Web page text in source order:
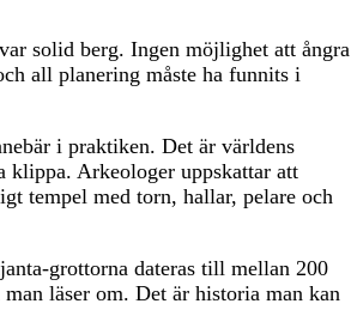
solid berg. Ingen möjlighet att ångra
all planering måste ha funnits i
i praktiken. Det är världens
klippa. Arkeologer uppskattar att
tempel med torn, hallar, pelare och
grottorna dateras till mellan 200
läser om. Det är historia man kan